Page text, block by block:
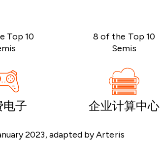
Top 10
电子
8 of the Top 10
Semis
企业计算中心
2023, adapted by Arteris